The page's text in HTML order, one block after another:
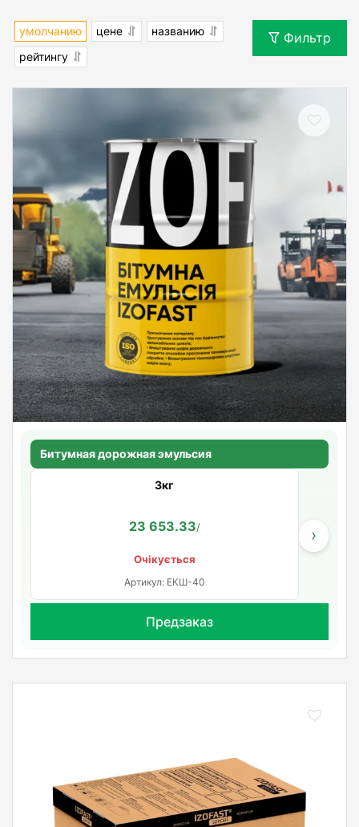
умолчанию цене
названию
рейтингу
Фильтр
Битумная дорожная эмульсия
3кг
23 653.33/
Очікується
Артикул: ЕКШ-40
›
Предзаказ